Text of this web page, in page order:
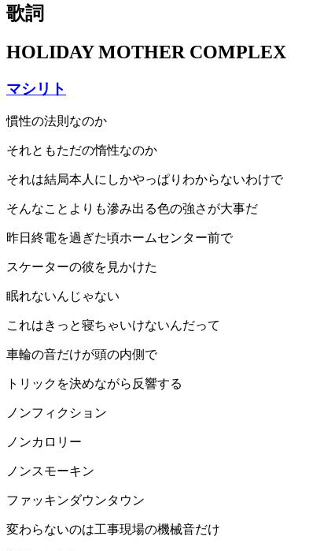
歌詞
HOLIDAY MOTHER COMPLEX
マシリト
慣性の法則なのか
それともただの惰性なのか
それは結局本人にしかやっぱりわからないわけで
そんなことよりも滲み出る色の強さが大事だ
昨日終電を過ぎた頃ホームセンター前で
スケーターの彼を見かけた
眠れないんじゃない
これはきっと寝ちゃいけないんだって
車輪の音だけが頭の内側で
トリックを決めながら反響する
ノンフィクション
ノンカロリー
ノンスモーキン
ファッキンダウンタウン
変わらないのは工事現場の機械音だけ